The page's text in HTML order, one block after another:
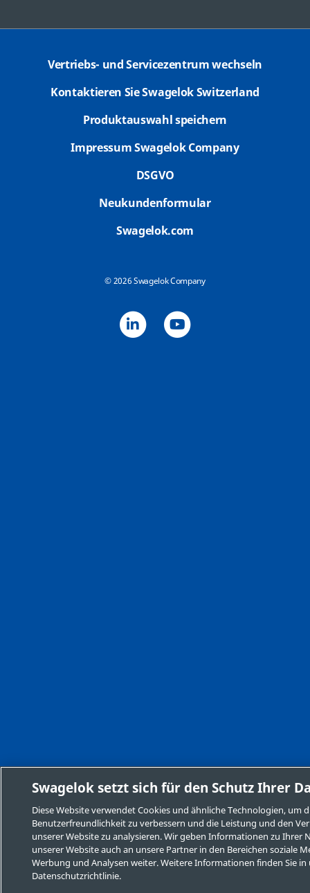
Vertriebs- und Servicezentrum wechseln
Kontaktieren Sie Swagelok Switzerland
Produktauswahl speichern
Impressum Swagelok Company
DSGVO
Neukundenformular
Swagelok.com
© 2026 Swagelok Company
Swagelok setzt sich für den Schutz Ihrer
Diese Website verwendet Cookies und ähnliche Technologien, um
Benutzerfreundlichkeit zu verbessern und die Leistung und den
unserer Website zu analysieren. Wir geben Informationen zu Ihrer
unserer Website auch an unsere Partner in den Bereichen soziale
Werbung und Analysen weiter. Weitere Informationen finden Sie in
Datenschutzrichtlinie.